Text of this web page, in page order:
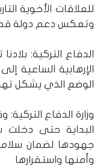
للعلاقات الأخوية
وتعكس دعم دولة
الدفاع التركية:
الإرهابية
الوضع الذي يشكل
وزارة الدفاع
البداية حتى دخلت
جهودها لضمان
وأمنها واستقرارها